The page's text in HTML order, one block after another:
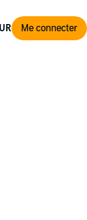
Me connecter